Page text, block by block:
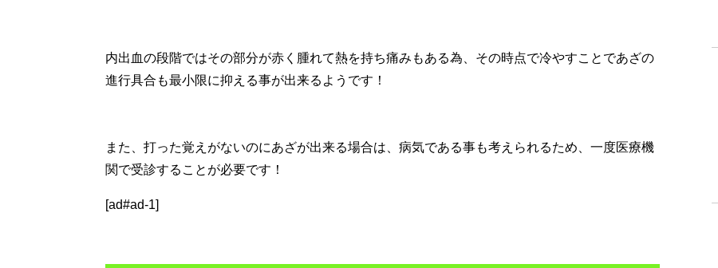
内出血の段階ではその部分が赤く腫れて熱を持ち痛みもある為、その時点で冷やすことであざの
進行具合も最小限に抑える事が出来るようです！
また、打った覚えがないのにあざが出来る場合は、病気である事も考えられるため、一度医療機
関で受診することが必要です！
[ad#ad-1]